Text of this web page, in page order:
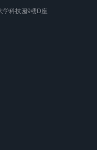
学科技园9楼D座